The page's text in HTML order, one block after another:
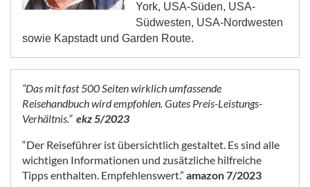
York, USA-Süden, USA-
Südwesten, USA-Nordwesten
sowie Kapstadt und Garden Route.
“Das mit fast 500 Seiten wirklich umfassende
Reisehandbuch wird empfohlen. Gutes Preis-Leistungs-
Verhältnis.” ekz 5/2023
“Der Reiseführer ist übersichtlich gestaltet. Es sind alle
wichtigen Informationen und zusätzliche hilfreiche
Tipps enthalten. Empfehlenswert.” amazon 7/2023